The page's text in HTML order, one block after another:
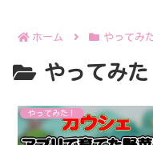
ホーム やってみ
やってみた
やってみた！